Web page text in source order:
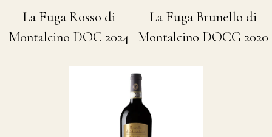
La Fuga Rosso di
Montalcino DOC 2024
La Fuga Brunello di
Montalcino DOCG 2020